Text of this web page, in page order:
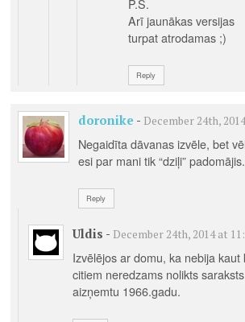
P.S.
Arī jaunākas versijas
turpat atrodamas ;)
Reply
doronike - December 24th,
Negaidīta dāvanas izvēle, bet
esi par mani tik “dziļi”
Reply
Uldis - December 24th, 2014 at
Izvēlējos ar domu, ka nebija kaut
citiem neredzams nolikts
aizņemtu 1966.gadu.